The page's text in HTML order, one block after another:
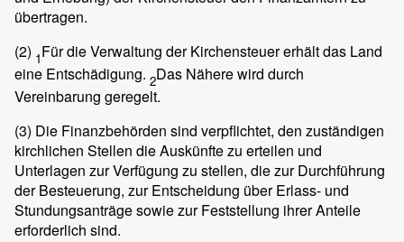
übertragen.
(2) 1Für die Verwaltung der Kirchensteuer erhält das Land
eine Entschädigung. 2Das Nähere wird durch
Vereinbarung geregelt.
(3) Die Finanzbehörden sind verpflichtet, den zuständigen
kirchlichen Stellen die Auskünfte zu erteilen und
Unterlagen zur Verfügung zu stellen, die zur Durchführung
der Besteuerung, zur Entscheidung über Erlass- und
Stundungsanträge sowie zur Feststellung ihrer Anteile
erforderlich sind.